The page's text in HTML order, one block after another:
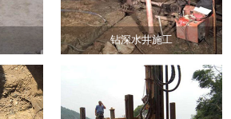
钻深水井施工